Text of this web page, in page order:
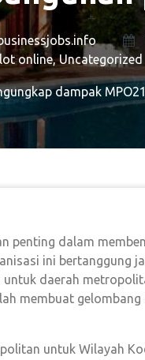
online,Uncategorized
dampak
penting dalam
ini bertanggung
daerah
membuat gelombang
untuk Wilayah